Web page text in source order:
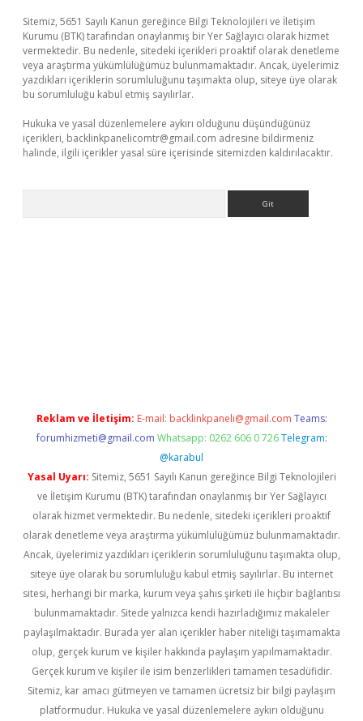
Sitemiz, 5651 Sayılı Kanun gereğince Bilgi Teknolojileri ve İletişim
Kurumu (BTK) tarafından onaylanmış bir Yer Sağlayıcı olarak hizmet
vermektedir. Bu nedenle, sitedeki içerikleri proaktif olarak denetleme
veya araştırma yükümlülüğümüz bulunmamaktadır. Ancak, üyelerimiz
yazdıkları içeriklerin sorumluluğunu taşımakta olup, siteye üye olarak
bu sorumluluğu kabul etmiş sayılırlar.
Hukuka ve yasal düzenlemelere aykırı olduğunu düşündüğünüz
içerikleri, backlinkpanelicomtr@gmail.com adresine bildirmeniz
halinde, ilgili içerikler yasal süre içerisinde sitemizden kaldırılacaktır.
Reklam ve İletişim: E-mail: backlinkpaneli@gmail.com Teams:
forumhizmeti@gmail.com Whatsapp: 0262 606 0 726 Telegram:
@karabul
Yasal Uyarı: Sitemiz, 5651 Sayılı Kanun gereğince Bilgi Teknolojileri
ve İletişim Kurumu (BTK) tarafından onaylanmış bir Yer Sağlayıcı
olarak hizmet vermektedir. Bu nedenle, sitedeki içerikleri proaktif
olarak denetleme veya araştırma yükümlülüğümüz bulunmamaktadır.
Ancak, üyelerimiz yazdıkları içeriklerin sorumluluğunu taşımakta olup,
siteye üye olarak bu sorumluluğu kabul etmiş sayılırlar. Bu internet
sitesi, herhangi bir marka, kurum veya şahıs şirketi ile hiçbir bağlantısı
bulunmamaktadır. Sitede yalnızca kendi hazırladığımız makaleler
paylaşılmaktadır. Burada yer alan içerikler haber niteliği taşımamakta
olup, gerçek kurum ve kişiler hakkında paylaşım yapılmamaktadır.
Gerçek kurum ve kişiler ile isim benzerlikleri tamamen tesadüfidir.
Sitemiz, kar amacı gütmeyen ve tamamen ücretsiz bir bilgi paylaşım
platformudur. Hukuka ve yasal düzenlemelere aykırı olduğunu